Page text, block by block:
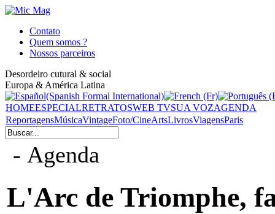
Contato
Quem somos ?
Nossos parceiros
Desordeiro cutural & social
Europa & América Latina
HOMEESPECIALRETRATOSWEB TVSUA VOZAGENDA
ReportagensMúsicaVintageFoto/CineArtsLivrosViagensParis
- Agenda
L'Arc de Triomphe,